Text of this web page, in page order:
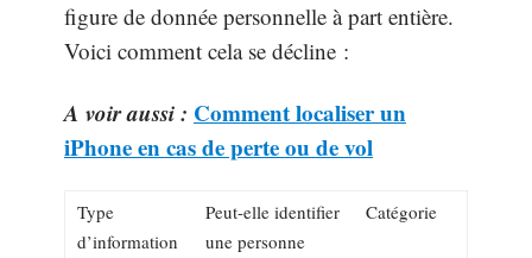
figure de donnée personnelle à part entière.
Voici comment cela se décline :
A voir aussi : Comment localiser un
iPhone en cas de perte ou de vol
Type
d’information
Peut-elle identifier
une personne
Catégorie